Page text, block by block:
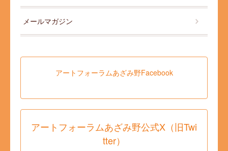
メールマガジン
アートフォーラムあざみ野Facebook
アートフォーラムあざみ野公式X（旧Twi
tter）